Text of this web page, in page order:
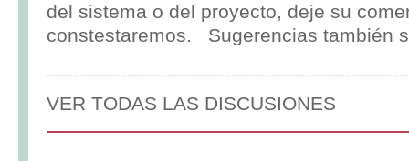
del sistema o del proyecto, deje su
constestaremos. Sugerencias también
VER TODAS LAS DISCUSIONES